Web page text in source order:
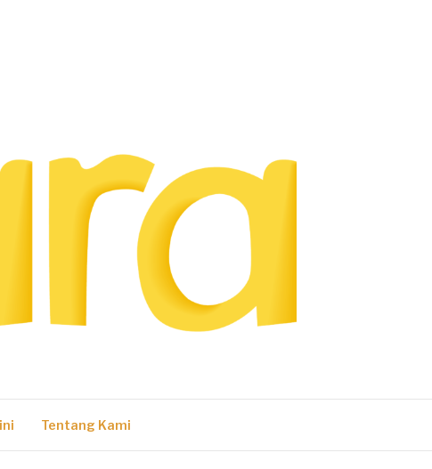
Tentang Kami